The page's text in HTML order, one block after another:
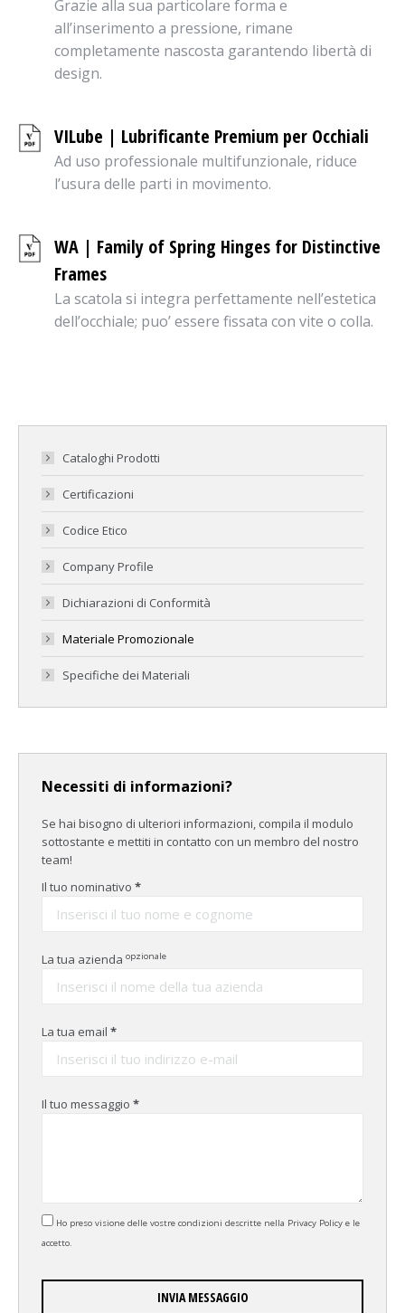
Grazie alla sua particolare forma e
all’inserimento a pressione, rimane
completamente nascosta garantendo libertà di
design.
VILube | Lubrificante Premium per Occhiali
Ad uso professionale multifunzionale, riduce
l’usura delle parti in movimento.
WA | Family of Spring Hinges for Distinctive
Frames
La scatola si integra perfettamente nell’estetica
dell’occhiale; puo’ essere fissata con vite o colla.
Cataloghi Prodotti
Certificazioni
Codice Etico
Company Profile
Dichiarazioni di Conformità
Materiale Promozionale
Specifiche dei Materiali
Necessiti di informazioni?
Se hai bisogno di ulteriori informazioni, compila il modulo
sottostante e mettiti in contatto con un membro del nostro
team!
Il tuo nominativo *
La tua azienda opzionale
La tua email *
Il tuo messaggio *
Ho preso visione delle vostre condizioni descritte nella Privacy Policy e le
accetto.